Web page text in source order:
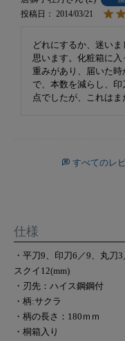
投稿日
2014/03/21
どれにするか、迷い
思います。化粧箱に
重みがあり、届いた
で、本数を減らし、
点でしたが、これはま
すべてのレ
仕様
・平刀9、印刀6／9、丸刀
スクイ12(mm)
・刃先：ハイス鋼鋼付
・柄:サクラ
・柄の長さ：180ｍｍ
・桐箱入り